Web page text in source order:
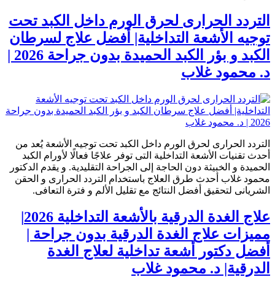
التردد الحرارى لحرق الورم داخل الكبد تحت
توجيه الأشعة التداخلية| أفضل علاج لسرطان
الكبد و بؤر الكبد الحميدة بدون جراحة 2026 |
د. محمود غلاب
التردد الحرارى لحرق الورم داخل الكبد تحت توجيه الأشعة يُعد من
أحدث تقنيات الأشعة التداخلية التى توفر علاجًا فعالًا لأورام الكبد
الحميدة و الخبيثة دون الحاجة إلى الجراحة التقليدية. و يقدم الدكتور
محمود غلاب أحدث طرق العلاج باستخدام التردد الحرارى و الحقن
الشريانى لتحقيق أفضل النتائج مع تقليل الألم و فترة التعافى.
علاج الغدة الدرقية بالأشعة التداخلية 2026|
مميزات علاج الغدة الدرقية بدون جراحة |
أفضل دكتور أشعة تداخلية لعلاج الغدة
الدرقية| د. محمود غلاب